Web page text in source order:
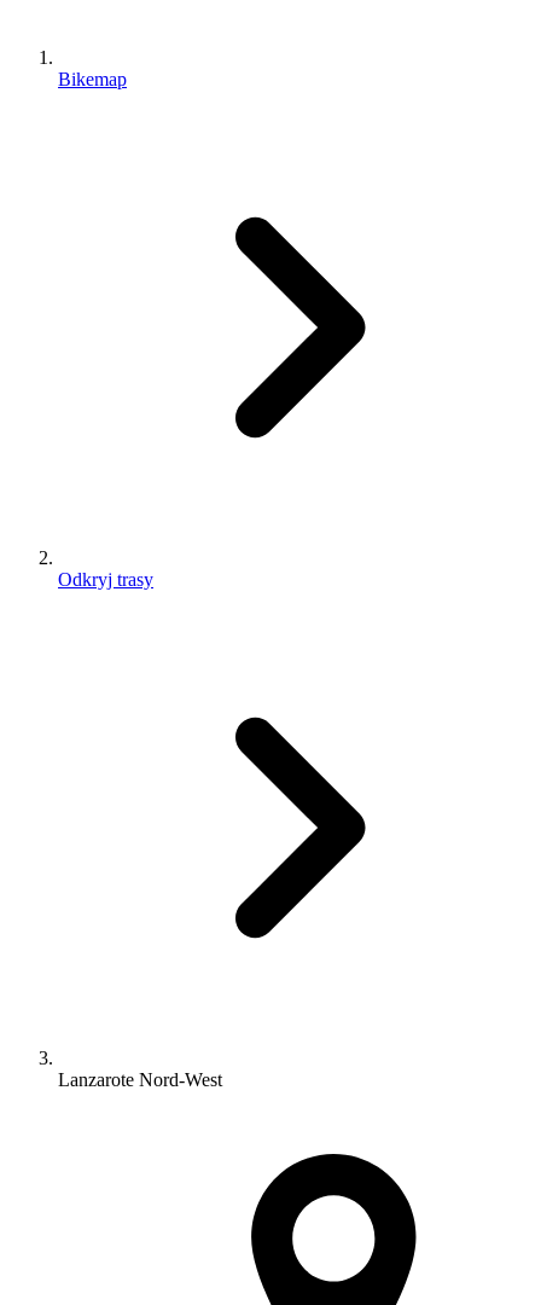
Bikemap
Odkryj trasy
Lanzarote Nord-West